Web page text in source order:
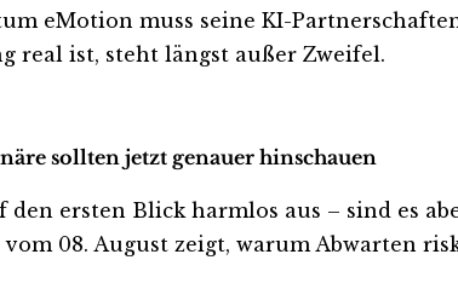
eMotion muss seine KI-
real ist, steht längst außer Zweifel.
sollten jetzt genauer hinschauen
ersten Blick harmlos aus – sind es
08. August zeigt, warum Abwarten